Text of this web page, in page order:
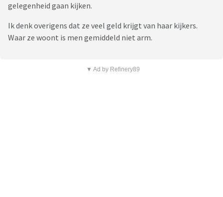
gelegenheid gaan kijken.
Ik denk overigens dat ze veel geld krijgt van haar kijkers.
Waar ze woont is men gemiddeld niet arm.
▼ Ad by Refinery89